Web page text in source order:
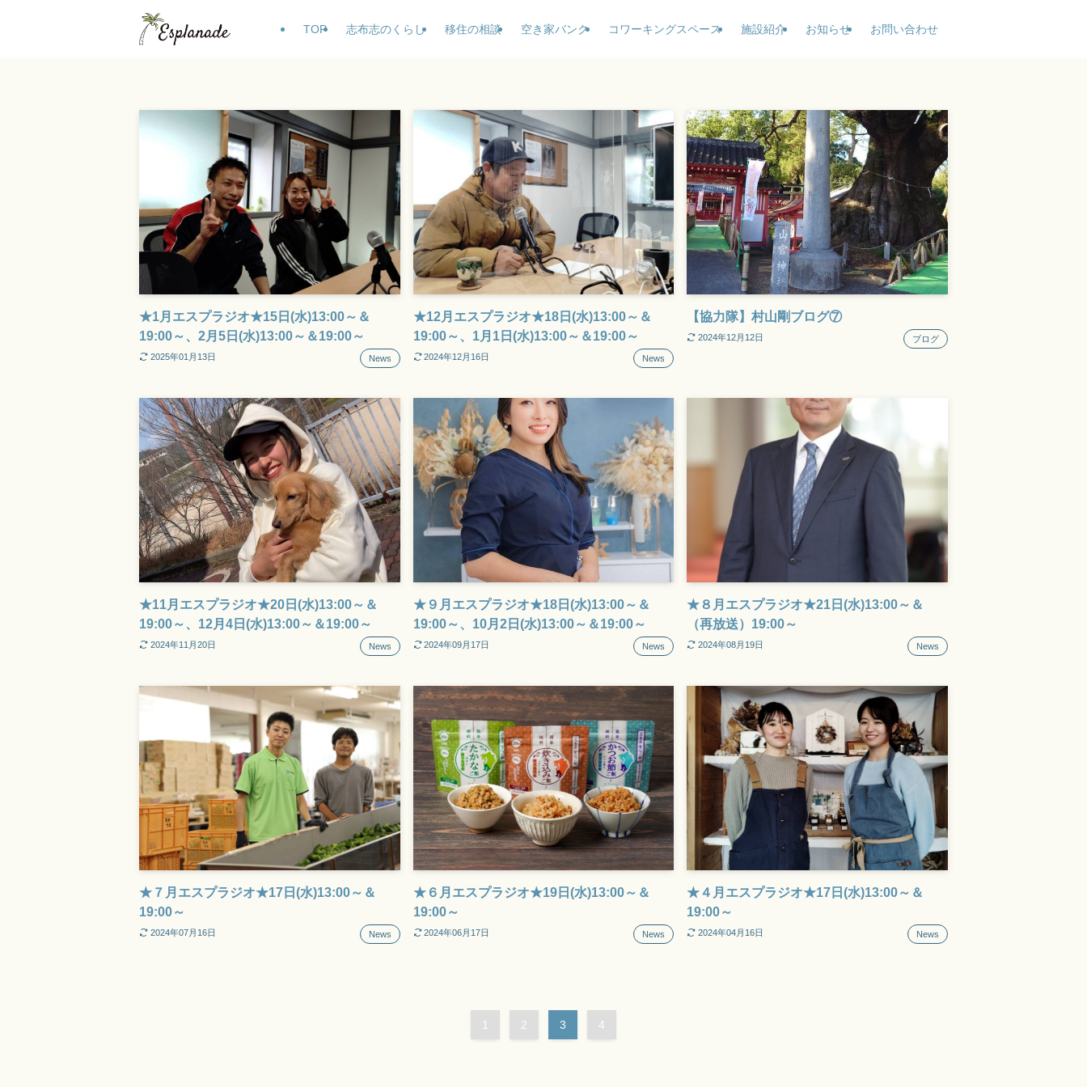
TOP 志布志のくらし 移住の相談 空き家バンク コワーキングスペース 施設紹介 お知らせ お問い合わせ
★1月エスプラジオ★15日(水)13:00～＆
19:00～、2月5日(水)13:00～＆19:00～
2025年01月13日 News
★12月エスプラジオ★18日(水)13:00～＆
19:00～、1月1日(水)13:00～＆19:00～
2024年12月16日 News
【協力隊】村山剛ブログ⑦
2024年12月12日 ブログ
★11月エスプラジオ★20日(水)13:00～＆
19:00～、12月4日(水)13:00～＆19:00～
2024年11月20日 News
★９月エスプラジオ★18日(水)13:00～＆
19:00～、10月2日(水)13:00～＆19:00～
2024年09月17日 News
★８月エスプラジオ★21日(水)13:00～＆
（再放送）19:00～
2024年08月19日 News
★７月エスプラジオ★17日(水)13:00～＆
19:00～
2024年07月16日 News
★６月エスプラジオ★19日(水)13:00～＆
19:00～
2024年06月17日 News
★４月エスプラジオ★17日(水)13:00～＆
19:00～
2024年04月16日 News
1 2 3 4